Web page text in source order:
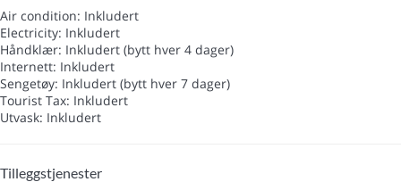
Air condition: Inkludert
Electricity: Inkludert
Håndklær: Inkludert (bytt hver 4 dager)
Internett: Inkludert
Sengetøy: Inkludert (bytt hver 7 dager)
Tourist Tax: Inkludert
Utvask: Inkludert
Tilleggstjenester